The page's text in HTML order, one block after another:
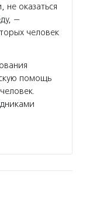
не оказаться
—
человек
помощь